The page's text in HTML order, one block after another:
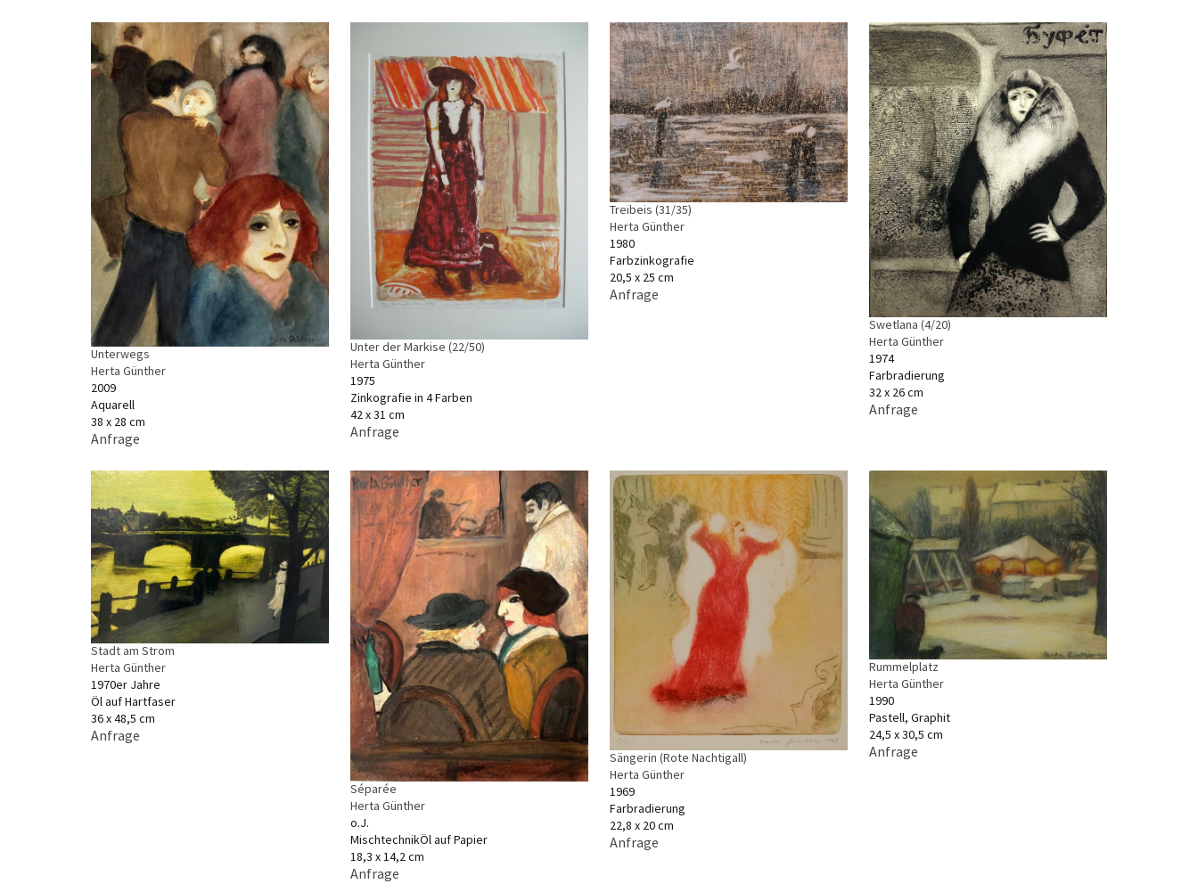
Unterwegs
Herta Günther
2009
Aquarell
38 x 28 cm
Anfrage
Unter der Markise (22/50)
Herta Günther
1975
Zinkografie in 4 Farben
42 x 31 cm
Anfrage
Treibeis (31/35)
Herta Günther
1980
Farbzinkografie
20,5 x 25 cm
Anfrage
Swetlana (4/20)
Herta Günther
1974
Farbradierung
32 x 26 cm
Anfrage
Stadt am Strom
Herta Günther
1970er Jahre
Öl auf Hartfaser
36 x 48,5 cm
Anfrage
Séparée
Herta Günther
o.J.
MischtechnikÖl auf Papier
18,3 x 14,2 cm
Anfrage
Sängerin (Rote Nachtigall)
Herta Günther
1969
Farbradierung
22,8 x 20 cm
Anfrage
Rummelplatz
Herta Günther
1990
Pastell, Graphit
24,5 x 30,5 cm
Anfrage